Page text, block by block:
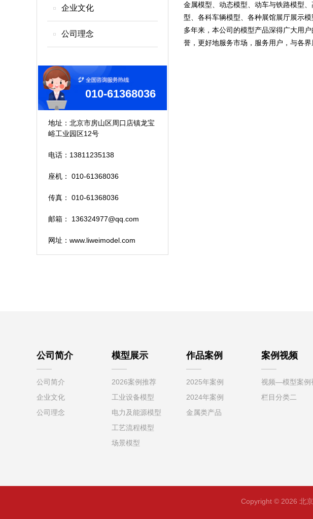
企业文化
公司理念
010-61368036
地址：北京市房山区周口店镇龙宝
峪工业园区12号
电话：13811235138
座机： 010-61368036
传真： 010-61368036
邮箱： 136324977@qq.com
网址：www.liweimodel.com
金属模型、动态模型、动车与铁路模型
型、各科车辆模型、各种展馆展厅展示
多年来，本公司的模型产品深得广大用
誉，更好地服务市场，服务用户，与各界
公司简介
公司简介
企业文化
公司理念
模型展示
2026案例推荐
工业设备模型
电力及能源模型
工艺流程模型
场景模型
作品案例
2025年案例
2024年案例
金属类产品
案例视频
视频—模型案例
栏目分类二
Copyright © 2026 北